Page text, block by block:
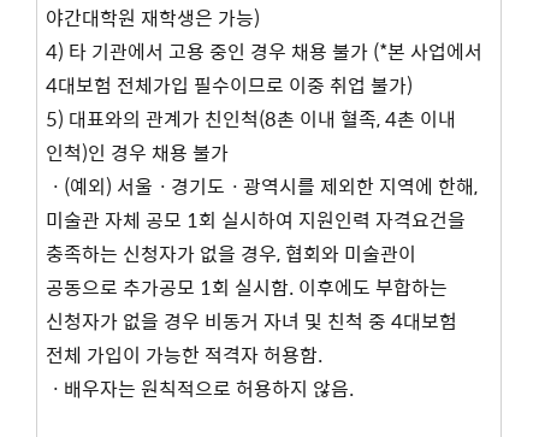
야간대학원 재학생은 가능)
4) 타 기관에서 고용 중인 경우 채용 불가 (*본 사업에서
4대보험 전체가입 필수이므로 이중 취업 불가)
5) 대표와의 관계가 친인척(8촌 이내 혈족, 4촌 이내
인척)인 경우 채용 불가
ㆍ(예외) 서울ㆍ경기도ㆍ광역시를 제외한 지역에 한해,
미술관 자체 공모 1회 실시하여 지원인력 자격요건을
충족하는 신청자가 없을 경우, 협회와 미술관이
공동으로 추가공모 1회 실시함. 이후에도 부합하는
신청자가 없을 경우 비동거 자녀 및 친척 중 4대보험
전체 가입이 가능한 적격자 허용함.
ㆍ배우자는 원칙적으로 허용하지 않음.